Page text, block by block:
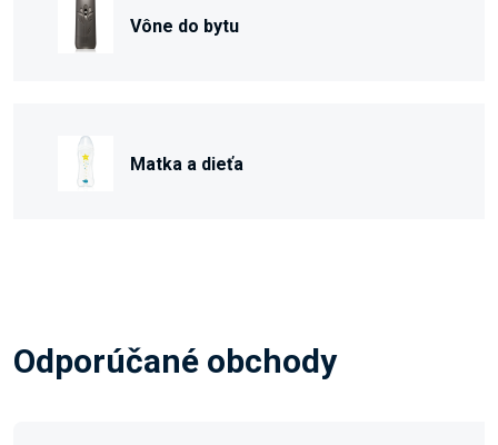
Vône do bytu
Matka a dieťa
Odporúčané obchody